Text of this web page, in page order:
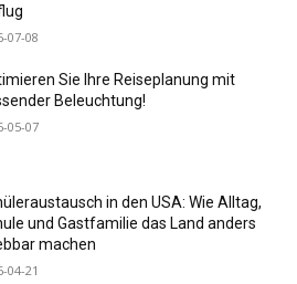
07-08
Sie Ihre Reiseplanung mit
Beleuchtung!
05-07
in den USA: Wie Alltag,
und Gastfamilie das Land anders
machen
04-21